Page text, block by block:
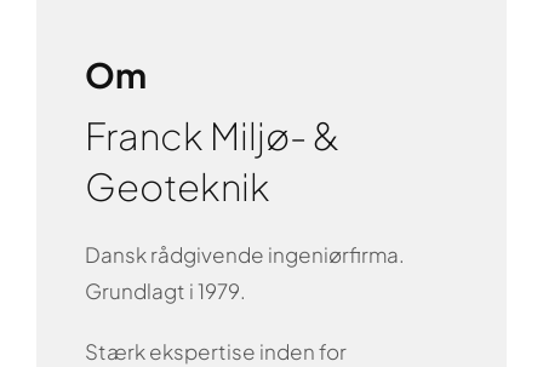
Om
Franck Miljø- &
Geoteknik
Dansk rådgivende ingeniørfirma.
Grundlagt i 1979.
Stærk ekspertise inden for